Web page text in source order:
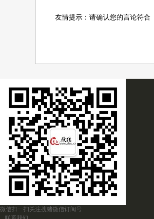
友情提示：请确认您的言论符合
微信扫一扫关注搜猪微信订阅号